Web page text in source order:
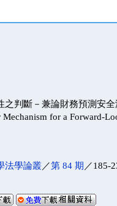
之判斷－兼論財務預測安
Mechanism for a Forward-
法學論叢／第 84 期 ／185-